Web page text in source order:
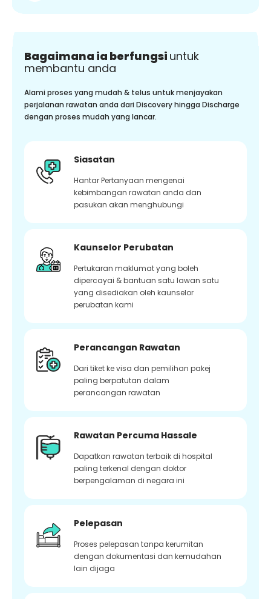
Bagaimana ia berfungsi untuk
membantu anda
Alami proses yang mudah & telus untuk menjayakan
perjalanan rawatan anda dari Discovery hingga Discharge
dengan proses mudah yang lancar.
Siasatan
Hantar Pertanyaan mengenai
kebimbangan rawatan anda dan
pasukan akan menghubungi
Kaunselor Perubatan
Pertukaran maklumat yang boleh
dipercayai & bantuan satu lawan satu
yang disediakan oleh kaunselor
perubatan kami
Perancangan Rawatan
Dari tiket ke visa dan pemilihan pakej
paling berpatutan dalam
perancangan rawatan
Rawatan Percuma Hassale
Dapatkan rawatan terbaik di hospital
paling terkenal dengan doktor
berpengalaman di negara ini
Pelepasan
Proses pelepasan tanpa kerumitan
dengan dokumentasi dan kemudahan
lain dijaga